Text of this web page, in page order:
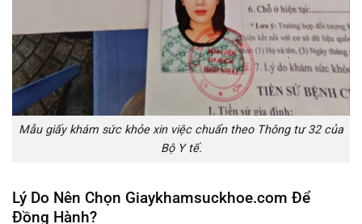
Mẫu giấy khám sức khỏe xin việc chuẩn theo Thông tư 32 của
Bộ Y tế.
Lý Do Nên Chọn Giaykhamsuckhoe.com Để
Đồng Hành?